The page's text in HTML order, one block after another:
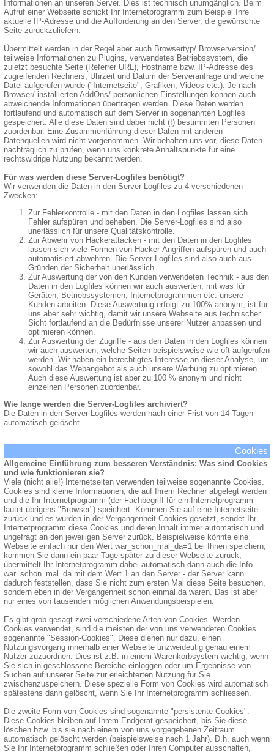
Informationen an unseren Server. Dies ist technisch unumgänglich. Beim
Aufruf einer Webseite schickt Ihr Internetprogramm zum Beispiel Ihre
aktuelle IP-Adresse und die Aufforderung an den Server, die gewünschte
Seite zurückzuliefern.
Übermittelt werden in der Regel aber auch Browsertyp/ Browserversion/
teilweise Informationen zu Plugins, verwendetes Betriebssystem, die
zuletzt besuchte Seite (Referrer URL), Hostname bzw. IP-Adresse des
zugreifenden Rechners, Uhrzeit und Datum der Serveranfrage und welche
Datei aufgerufen wurde ("Internetseite", Grafiken, Videos etc.). Je nach
Browser/ installierten AddOns/ persönlichen Einstellungen können auch
abweichende Informationen übertragen werden. Diese Daten werden
fortlaufend und automatisch auf dem Server in sogenannten Logfiles
gespeichert. Alle diese Daten sind dabei nicht (!) bestimmten Personen
zuordenbar. Eine Zusammenführung dieser Daten mit anderen
Datenquellen wird nicht vorgenommen. Wir behalten uns vor, diese Daten
nachträglich zu prüfen, wenn uns konkrete Anhaltspunkte für eine
rechtswidrige Nutzung bekannt werden.
Für was werden diese Server-Logfiles benötigt?
Wir verwenden die Daten in den Server-Logfiles zu 4 verschiedenen
Zwecken:
Zur Fehlerkontrolle - mit den Daten in den Logfiles lassen sich
Fehler aufspüren und beheben. Die Server-Logfiles sind also
unerlässlich für unsere Qualitätskontrolle.
Zur Abwehr von Hackerattacken - mit den Daten in den Logfiles
lassen sich viele Formen von Hacker-Angriffen aufspüren und auch
automatisiert abwehren. Die Server-Logfiles sind also auch aus
Gründen der Sicherheit unerlässlich.
Zur Auswertung der von den Kunden verwendeten Technik - aus den
Daten in den Logfiles können wir auch auswerten, mit was für
Geräten, Betriebssystemen, Internetprogrammen etc. unsere
Kunden arbeiten. Diese Auswertung erfolgt zu 100% anonym, ist für
uns aber sehr wichtig, damit wir unsere Webseite aus technischer
Sicht fortlaufend an die Bedürfnisse unserer Nutzer anpassen und
optimieren können.
Zur Auswertung der Zugriffe - aus den Daten in den Logfiles können
wir auch auswerten, welche Seiten beispielsweise wie oft aufgerufen
werden. Wir haben ein berechtigtes Interesse an dieser Analyse, um
sowohl das Webangebot als auch unsere Werbung zu optimieren.
Auch diese Auswertung ist aber zu 100 % anonym und nicht
einzelnen Personen zuordenbar.
Wie lange werden die Server-Logfiles archiviert?
Die Daten in den Server-Logfiles werden nach einer Frist von 14 Tagen
automatisch gelöscht.
Cookies
Allgemeine Einführung zum besseren Verständnis: Was sind Cookies
und wie funktionieren sie?
Viele (nicht alle!) Internetseiten verwenden teilweise sogenannte Cookies.
Cookies sind kleine Informationen, die auf Ihrem Rechner abgelegt werden
und die Ihr Internetprogramm (der Fachbegriff für ein Internetprogramm
lautet übrigens "Browser") speichert. Kommen Sie auf eine Internetseite
zurück und es wurden in der Vergangenheit Cookies gesetzt, sendet Ihr
Internetprogramm diese Cookies und deren Inhalt immer automatisch und
ungefragt an den jeweiligen Server zurück. Beispielweise könnte eine
Webseite einfach nur den Wert war_schon_mal_da=1 bei Ihnen speichern;
kommen Sie dann ein paar Tage später zu dieser Webseite zurück,
übermittelt Ihr Internetprogramm dabei automatisch dann auch die Info
war_schon_mal_da mit dem Wert 1 an den Server - der Server kann
dadurch feststellen, dass Sie nicht zum ersten Mal diese Seite besuchen,
sondern eben in der Vergangenheit schon einmal da waren. Das ist aber
nur eines von tausenden möglichen Anwendungsbeispielen.
Es gibt grob gesagt zwei verschiedene Arten von Cookies. Werden
Cookies verwendet, sind die meisten der von uns verwendeten Cookies
sogenannte "Session-Cookies". Diese dienen nur dazu, einen
Nutzungsvorgang innerhalb einer Webseite unzweideutig genau einem
Nutzer zuzuordnen. Dies ist z.B. in einem Warenkorbsystem wichtig, wenn
Sie sich in geschlossene Bereiche einloggen oder um Ergebnisse von
Suchen auf unserer Seite zur erleichterten Nutzung für Sie
zwischenzuspeichern. Diese spezielle Form von Cookies wird automatisch
spätestens dann gelöscht, wenn Sie Ihr Internetprogramm schliessen.
Die zweite Form von Cookies sind sogenannte "persistente Cookies".
Diese Cookies bleiben auf Ihrem Endgerät gespeichert, bis Sie diese
löschen bzw. bis sie nach einem von uns vorgegebenen Zeitraum
automatisch gelöscht werden (beispielsweise nach 1 Jahr). D.h. auch wenn
Sie Ihr Internetprogramm schließen oder Ihren Computer ausschalten,